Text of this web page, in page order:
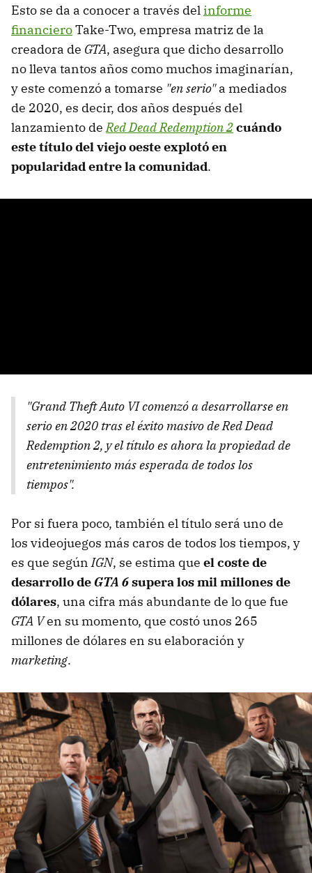
Esto se da a conocer a través delinforme
financieroTake-Two, empresa matriz de la
creadora de GTA, asegura que dicho desarrollo
no lleva tantos años como muchos imaginarían,
y este comenzó a tomarse "en serio"a mediados
de 2020, es decir, dos años después del
lanzamiento deRed Dead Redemption 2cuándo
este título del viejo oeste explotó en
popularidad entre la comunidad.
"Grand Theft Auto VI comenzó a desarrollarse en
serio en 2020 tras el éxito masivo de Red Dead
Redemption 2, y el título es ahora la propiedad de
entretenimiento más esperada de todos los
tiempos".
Por si fuera poco, también el título será uno de
los videojuegos más caros de todos los tiempos, y
es que segúnIGN, se estima que el coste de
desarrollo deGTA 6supera los mil millones de
dólares, una cifra más abundante de lo que fue
GTA Ven su momento, que costó unos 265
millones de dólares en su elaboración y
marketing.